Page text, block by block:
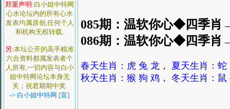
郑重声明:白小姐中特网
心水论坛内的所有心水
发表均属原创,任何个人
和机构无权转载.
另:本坛公开的高手精准
六合资料都属发表者个
人所有,一切内容与白小
姐中特网论坛本身无
关；祝君期期中奖.
-> 白小姐中特网 [宣]
085期：温软你心◆四季肖
086期：温软你心◆四季肖
春天生肖：虎 兔 龙， 夏天生肖：蛇
秋天生肖：猴 狗 鸡， 冬天生肖：鼠